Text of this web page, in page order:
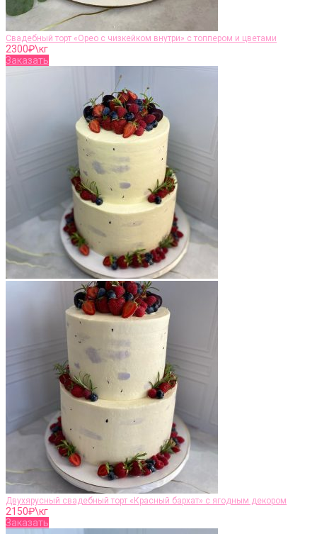
Свадебный торт «Орео с чизкейком внутри» с топпером и цветами
2300₽\кг
Заказать
Двухярусный свадебный торт «Красный бархат» с ягодным декором
2150₽\кг
Заказать